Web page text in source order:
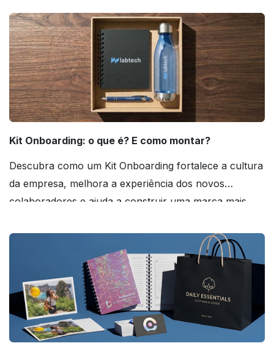
Kit Onboarding: o que é? E como montar?
Descubra como um Kit Onboarding fortalece a cultura
da empresa, melhora a experiência dos novos
colaboradores e ajuda a construir uma marca mais